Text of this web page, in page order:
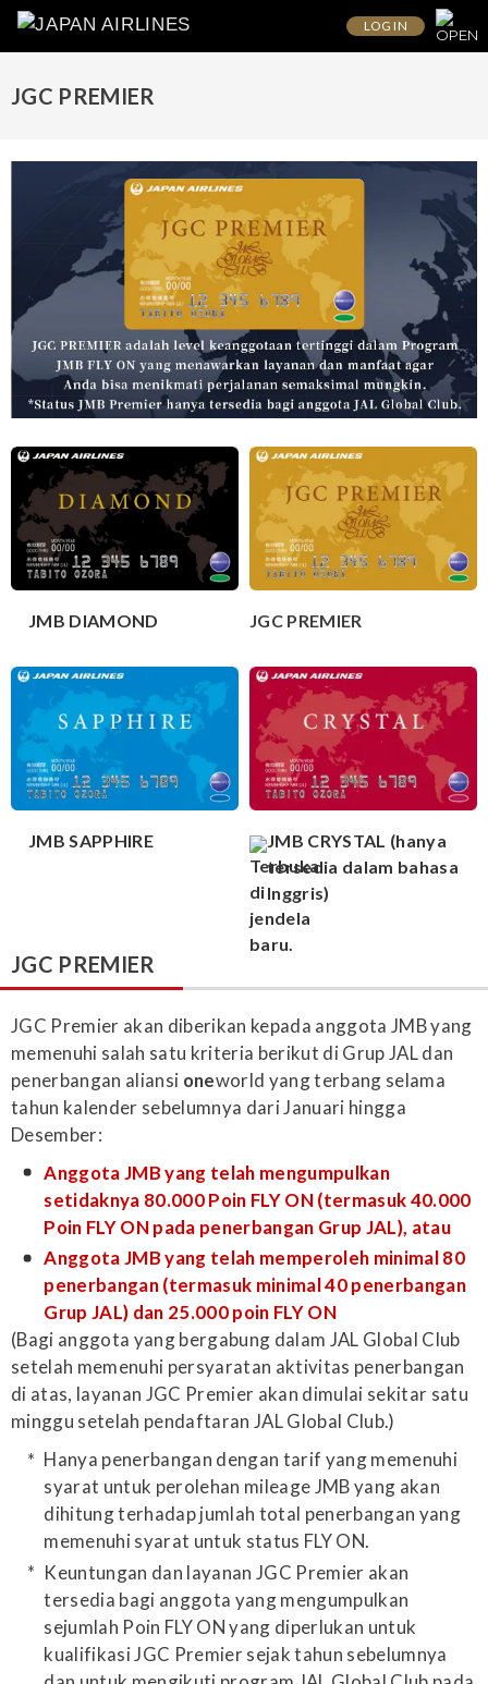
LOG IN
JGC PREMIER
JMB DIAMOND JGC PREMIER
JMB SAPPHIRE
JMB CRYSTAL (hanya
tersedia dalam bahasa
Inggris)
JGC PREMIER
JGC Premier akan diberikan kepada anggota JMB yang
memenuhi salah satu kriteria berikut di Grup JAL dan
penerbangan aliansi oneworld yang terbang selama
tahun kalender sebelumnya dari Januari hingga
Desember:
Anggota JMB yang telah mengumpulkan
setidaknya 80.000 Poin FLY ON (termasuk 40.000
Poin FLY ON pada penerbangan Grup JAL), atau
Anggota JMB yang telah memperoleh minimal 80
penerbangan (termasuk minimal 40 penerbangan
Grup JAL) dan 25.000 poin FLY ON
(Bagi anggota yang bergabung dalam JAL Global Club
setelah memenuhi persyaratan aktivitas penerbangan
di atas, layanan JGC Premier akan dimulai sekitar satu
minggu setelah pendaftaran JAL Global Club.)
Hanya penerbangan dengan tarif yang memenuhi
syarat untuk perolehan mileage JMB yang akan
dihitung terhadap jumlah total penerbangan yang
memenuhi syarat untuk status FLY ON.
Keuntungan dan layanan JGC Premier akan
tersedia bagi anggota yang mengumpulkan
sejumlah Poin FLY ON yang diperlukan untuk
kualifikasi JGC Premier sejak tahun sebelumnya